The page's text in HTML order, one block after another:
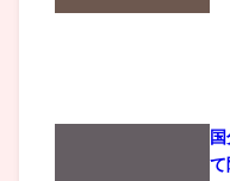
て